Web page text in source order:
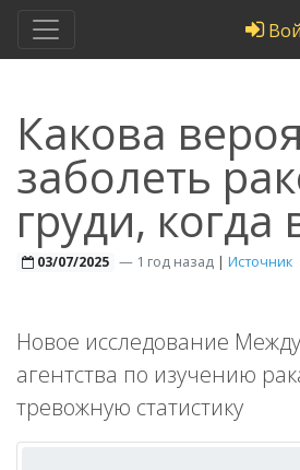
Какова
заболеть
груди, когда
03/07/2025 —1 год назад | Источник
Новое исследование
агентства по изучению
тревожную статистику